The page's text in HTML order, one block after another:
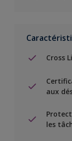
Cross
aux
les